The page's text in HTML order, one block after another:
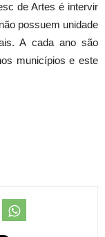
de Artes é intervir
possuem unidade
A cada ano são
municípios e este